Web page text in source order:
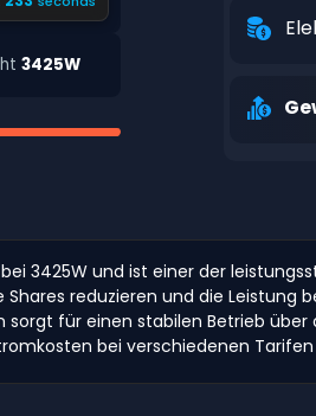
3425W
3425W und ist einer der
reduzieren und die
für einen stabilen Betrieb
bei verschiedenen